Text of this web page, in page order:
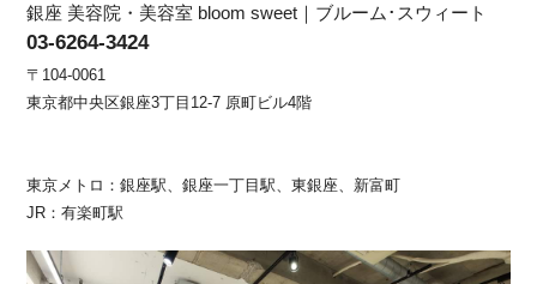
銀座 美容院・美容室 bloom sweet｜ブルーム･スウィート
03-6264-3424
〒104-0061
東京都中央区銀座3丁目12-7 原町ビル4階
東京メトロ：銀座駅、銀座一丁目駅、東銀座、新富町
JR：有楽町駅